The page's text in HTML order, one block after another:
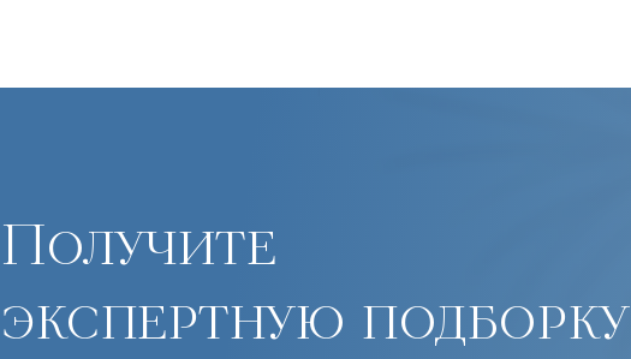
Получите
экспертную подборку